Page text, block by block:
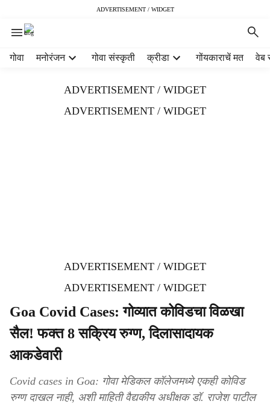
ADVERTISEMENT / WIDGET
गोवा मनोरंजन गोवा संस्कृती क्रीडा गोंयकाराचें मत वेब
ADVERTISEMENT / WIDGET
ADVERTISEMENT / WIDGET
ADVERTISEMENT / WIDGET
ADVERTISEMENT / WIDGET
Goa Covid Cases: गोव्यात कोविडचा विळखा
सैल! फक्त 8 सक्रिय रुग्ण, दिलासादायक
आकडेवारी
Covid cases in Goa: गोवा मेडिकल कॉलेजमध्ये एकही कोविड
रुग्ण दाखल नाही, अशी माहिती वैद्यकीय अधीक्षक डॉ. राजेश पाटील